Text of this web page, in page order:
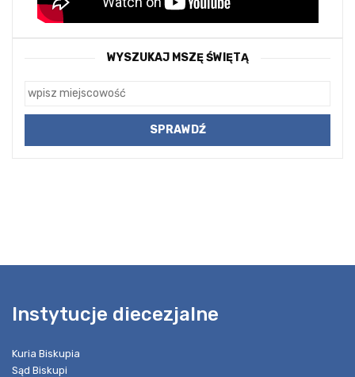
WYSZUKAJ MSZĘ ŚWIĘTĄ
Instytucje diecezjalne
Kuria Biskupia
Sąd Biskupi